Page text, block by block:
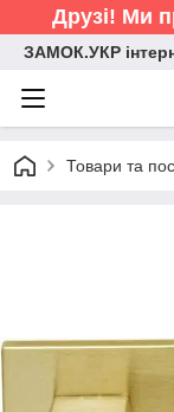
Друзі! Ми
ЗАМОК.УКР
Товари та